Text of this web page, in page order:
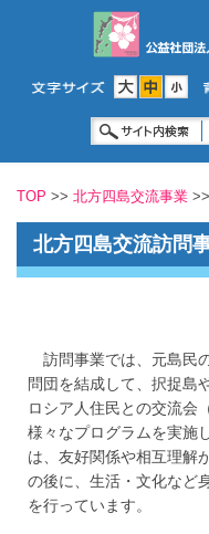
TOP >> 北方四島交流事業
北方四島交流訪問
訪問事業では、元島民
問団を結成して、択捉島
ロシア人住民との交流会
様々なプログラムを実施
は、友好関係や相互理解
の後に、生活・文化など
を行っています。